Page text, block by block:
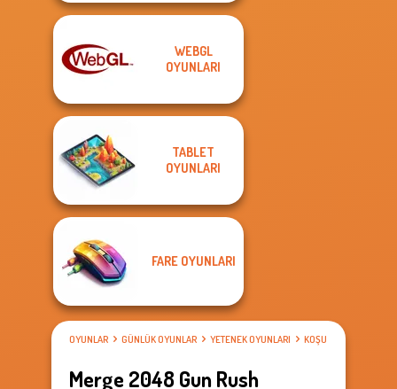
WEBGL
OYUNLARI
TABLET
OYUNLARI
FARE OYUNLARI
OYUNLAR GÜNLÜK OYUNLAR YETENEK OYUNLARI KOŞU OYUNLARI
Merge 2048 Gun Rush